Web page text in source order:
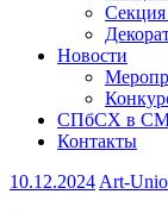
Секция
Новости
СПбСХ в
Контакты
10.12.2024 Art-